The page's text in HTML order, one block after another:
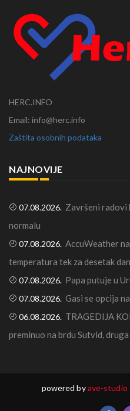
HERC.INFO
Email: info@herc.info
Zaštita osobnih podataka
NAJNOVIJE
07.08.2026. Završeni radovi
normalu
07.08.2026. AccuWeather
temperatura tek za desetak
07.08.2026. Papa putuje u
07.08.2026. Gasi se opcija
06.08.2026. TRAGEDIJA
preminuo na brdu Sutvid,
powered byave-studio